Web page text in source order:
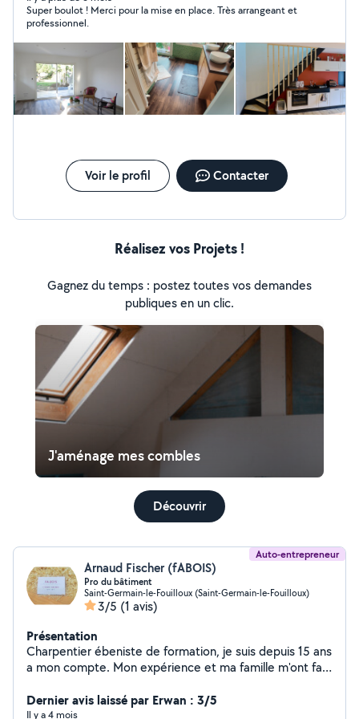
nature souriant et accueillant, je peux vous apporter
mon aide sur tous les petits travaux d'aménagement, de
sol, de peinture, d'entretien extérieur, etc. Mon objectif
est toujours de repartir d'un chantier avec un sourire
partagé avec mon client.
Super boulot ! Merci pour la mise en place. Très arrangeant et
professionnel.
Voir le profil Contacter
Réalisez vos Projets !
Gagnez du temps : postez toutes vos demandes
publiques en un clic.
J'aménage mes combles
Découvrir
Auto-entrepreneur
Arnaud Fischer (fABOIS)
Pro du bâtiment
Saint-Germain-le-Fouilloux (Saint-Germain-le-Fouilloux)
3/5 (1 avis)
Présentation
Charpentier ébeniste de formation, je suis depuis 15 ans
a mon compte. Mon expérience et ma famille m'ont fait
grande prédisposition pour des projets et des matériaux
durables et cohérents. J'aime transmettre mon savoir
Dernier avis laissé par Erwan : 3/5
Il y a 4 mois